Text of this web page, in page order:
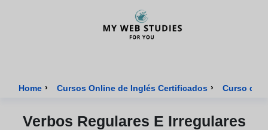
Home › Cursos Online de Inglés Certificados › Curso de
Verbos Regulares E Irregulares